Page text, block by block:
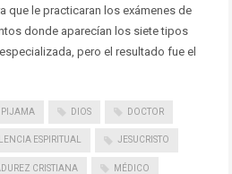
que le practicaran los exámenes de
donde aparecían los siete tipos
pero el resultado fue el
PIJAMA DIOS DOCTOR
ESPIRITUAL JESUCRISTO
CRISTIANA MÉDICO